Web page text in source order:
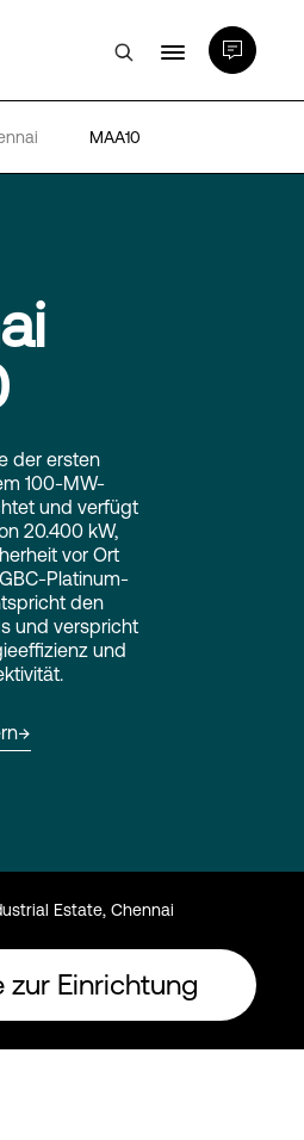
MAA10
der ersten
100-MW-
und verfügt
20.400 kW,
vor Ort
Platinum-
den
und verspricht
und
Estate, Chennai
zur Einrichtung